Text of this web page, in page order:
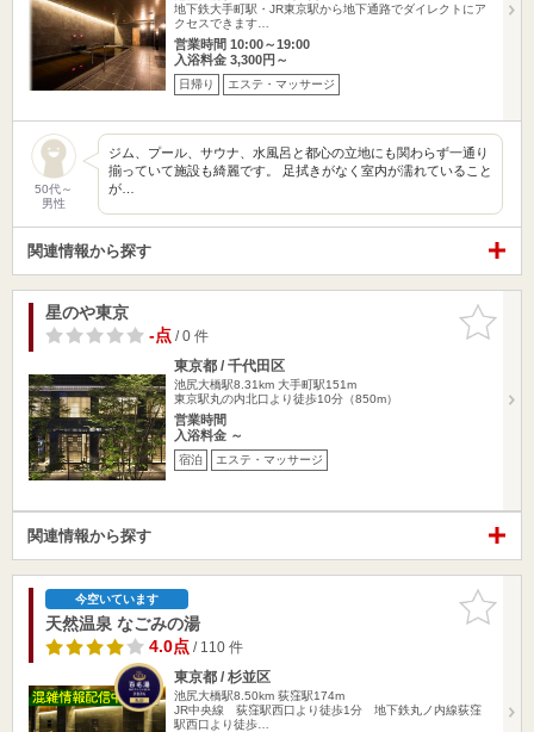
地下鉄大手町駅・JR東京駅から地下通路でダイレクトにア
クセスできます…
営業時間 10:00～19:00
入浴料金 3,300円～
日帰り エステ・マッサージ
50代～
男性
ジム、プール、サウナ、水風呂と都心の立地にも関わらず一通り
揃っていて施設も綺麗です。 足拭きがなく室内が濡れていること
が…
関連情報から探す
お気に入
りに追加
星のや東京
-点/ 0 件
東京都 / 千代田区
池尻大橋駅8.31km 大手町駅151m
東京駅丸の内北口より徒歩10分（850m）
営業時間
入浴料金 ～
宿泊 エステ・マッサージ
関連情報から探す
お気に入
りに追加
今空いています
天然温泉 なごみの湯
4.0点/ 110 件
東京都 / 杉並区
池尻大橋駅8.50km 荻窪駅174m
JR中央線 荻窪駅西口より徒歩1分 地下鉄丸ノ内線荻窪
駅西口より徒歩…